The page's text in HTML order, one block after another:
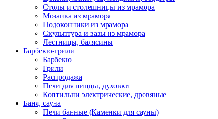
Столы и столешницы из мрамора
Мозаика из мрамора
Подоконники из мрамора
Скульптура и вазы из мрамора
Лестницы, балясины
Барбекю-грили
Барбекю
Грили
Распродажа
Печи для пиццы, духовки
Коптильни электрические, дровяные
Баня, сауна
Печи банные (Каменки для сауны)